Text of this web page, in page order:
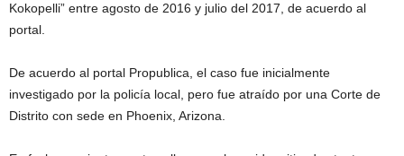
Kokopelli” entre agosto de 2016 y julio del 2017, de acuerdo al
portal.
De acuerdo al portal Propublica, el caso fue inicialmente
investigado por la policía local, pero fue atraído por una Corte de
Distrito con sede en Phoenix, Arizona.